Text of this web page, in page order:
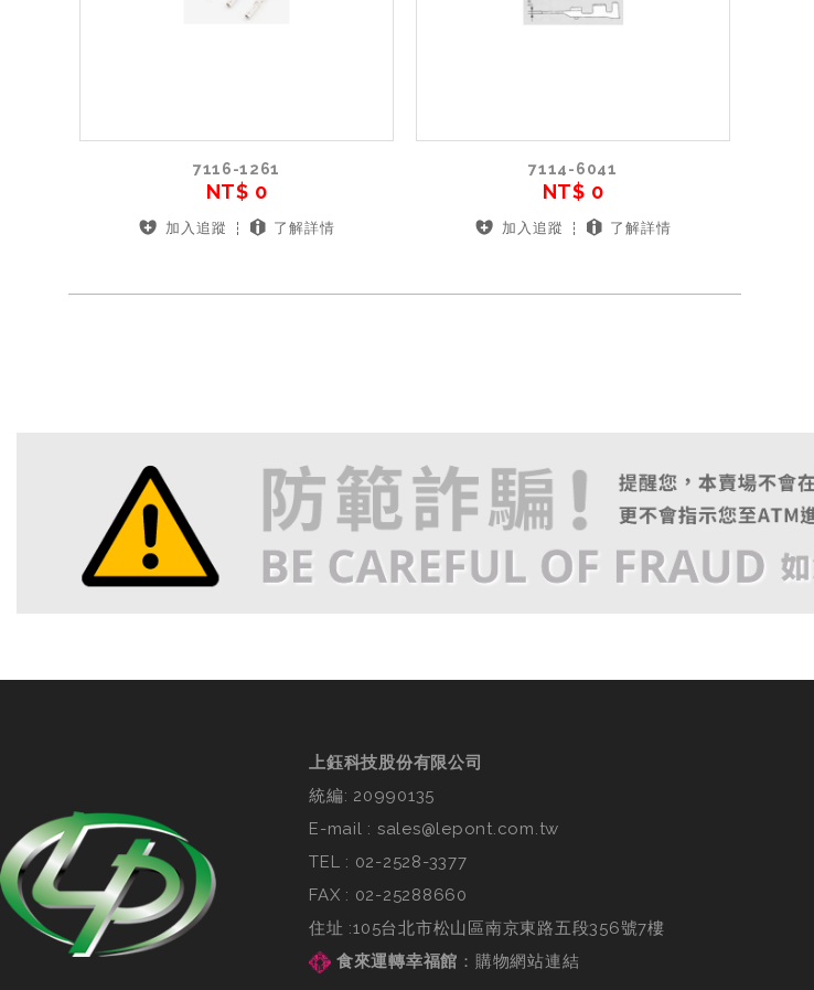
7116-1261
NT$ 0
加入追蹤 了解詳情
7114-6041
NT$ 0
加入追蹤 了解詳情
上鈺科技股份有限公司
統編: 20990135
E-mail : sales@lepont.com.tw
TEL : 02-2528-3377
FAX : 02-25288660
住址 :105台北市松山區南京東路五段356號7樓
食來運轉幸福館 ： 購物網站連結